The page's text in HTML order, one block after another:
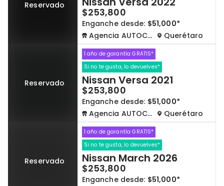
Reservado
$253,800
Enganche desde: $51,000*
Agencia AUTOCOM
Querétaro
Reservado
1 año de garantía GRATIS*
Si no te gusta, lo devuelves*
Nissan Versa 2021
$253,800
Enganche desde: $51,000*
Agencia AUTOCOM
Querétaro
Reservado
1 año de garantía GRATIS*
Si no te gusta, lo devuelves*
Nissan March 2026
$253,800
Enganche desde: $51,000*